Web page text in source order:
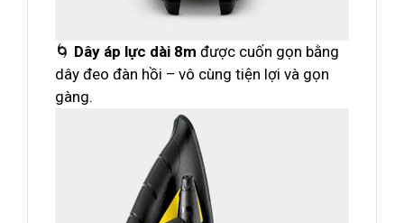
🌀 Dây áp lực dài 8m được cuốn gọn bằng
dây đeo đàn hồi – vô cùng tiện lợi và gọn
gàng.